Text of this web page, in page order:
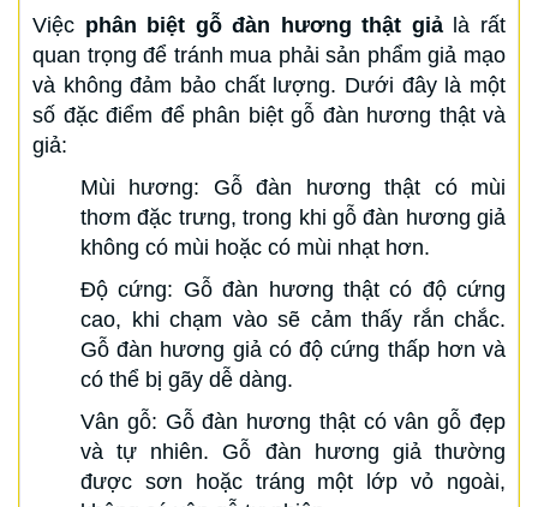
Việc phân biệt gỗ đàn hương thật giảlà rất
quan trọng để tránh mua phải sản phẩm giả mạo
và không đảm bảo chất lượng. Dưới đây là một
số đặc điểm để phân biệt gỗ đàn hương thật và
giả:
Mùi hương: Gỗ đàn hương thật có mùi
thơm đặc trưng, trong khi gỗ đàn hương giả
không có mùi hoặc có mùi nhạt hơn.
Độ cứng: Gỗ đàn hương thật có độ cứng
cao, khi chạm vào sẽ cảm thấy rắn chắc.
Gỗ đàn hương giả có độ cứng thấp hơn và
có thể bị gãy dễ dàng.
Vân gỗ: Gỗ đàn hương thật có vân gỗ đẹp
và tự nhiên. Gỗ đàn hương giả thường
được sơn hoặc tráng một lớp vỏ ngoài,